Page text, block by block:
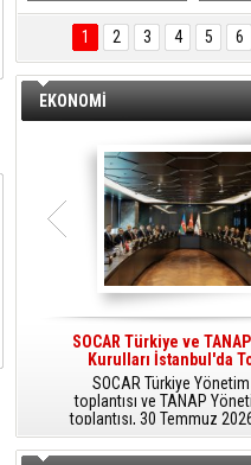
ÖNAL TARIM
TANITIM FİLMİ
1 2 3 4 5 6
EKONOMİ
SOCAR Türkiye ve
Kurulları İstanbul'da
SOCAR Türkiye
toplantısı ve TANAP
toplantısı, 30 Temmuz
İstanbul’da